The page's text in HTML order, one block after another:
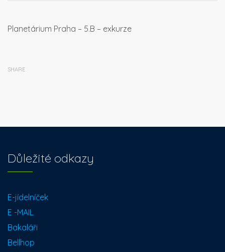
Planetárium Praha – 5.B – exkurze
SHARE
Důležité odkazy
E-jídelníček
E -MAIL
Bakaláři
Bellhop